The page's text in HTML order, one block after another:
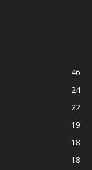
46
24
22
19
18
18